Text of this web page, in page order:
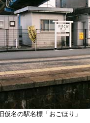
旧仮名の駅名標「おごほり」